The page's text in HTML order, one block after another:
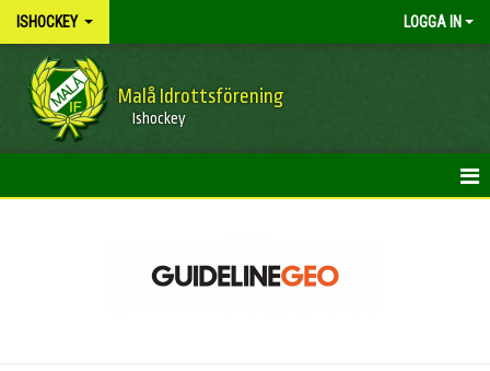
ISHOCKEY LOGGA IN
Malå Idrottsförening
Ishockey